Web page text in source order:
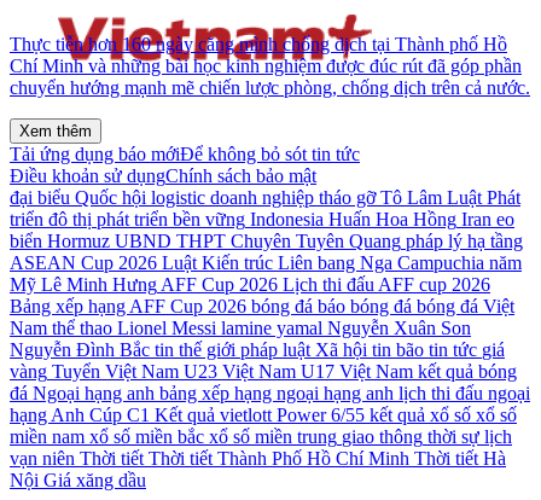
Thực tiễn hơn 160 ngày căng mình chống dịch tại Thành phố Hồ
Chí Minh và những bài học kinh nghiệm được đúc rút đã góp phần
chuyển hướng mạnh mẽ chiến lược phòng, chống dịch trên cả nước.
Xem thêm
Tải ứng dụng báo mớiĐể không bỏ sót tin tức
Điều khoản sử dụngChính sách bảo mật
đại biểu Quốc hội logistic doanh nghiệp tháo gỡ Tô Lâm Luật Phát
triển đô thị phát triển bền vững Indonesia Huấn Hoa Hồng Iran eo
biển Hormuz UBND THPT Chuyên Tuyên Quang pháp lý hạ tầng
ASEAN Cup 2026 Luật Kiến trúc Liên bang Nga Campuchia năm
Mỹ Lê Minh Hưng AFF Cup 2026 Lịch thi đấu AFF cup 2026
Bảng xếp hạng AFF Cup 2026 bóng đá báo bóng đá bóng đá Việt
Nam thể thao Lionel Messi lamine yamal Nguyễn Xuân Son
Nguyễn Đình Bắc tin thế giới pháp luật Xã hội tin bão tin tức giá
vàng Tuyển Việt Nam U23 Việt Nam U17 Việt Nam kết quả bóng
đá Ngoại hạng anh bảng xếp hạng ngoại hạng anh lịch thi đấu ngoại
hạng Anh Cúp C1 Kết quả vietlott Power 6/55 kết quả xổ số xổ số
miền nam xổ số miền bắc xổ số miền trung giao thông thời sự lịch
vạn niên Thời tiết Thời tiết Thành Phố Hồ Chí Minh Thời tiết Hà
Nội Giá xăng dầu